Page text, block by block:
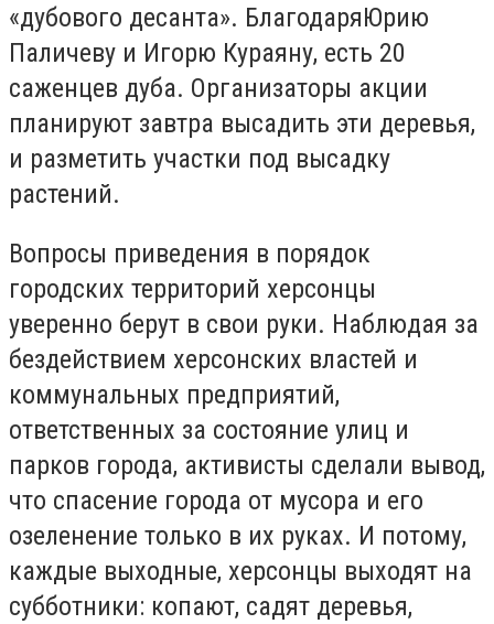
«дубового десанта». БлагодаряЮрию
Паличеву и Игорю Кураяну, есть 20
саженцев дуба. Организаторы акции
планируют завтра высадить эти деревья,
и разметить участки под высадку
растений.
Вопросы приведения в порядок
городских территорий херсонцы
уверенно берут в свои руки. Наблюдая за
бездействием херсонских властей и
коммунальных предприятий,
ответственных за состояние улиц и
парков города, активисты сделали вывод,
что спасение города от мусора и его
озеленение только в их руках. И потому,
каждые выходные, херсонцы выходят на
субботники: копают, садят деревья,